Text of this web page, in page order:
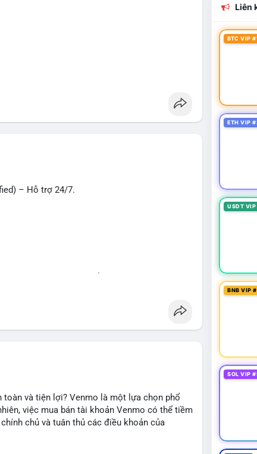
quốc tế.
#cashout
– Hỗ trợ 24/7.
và tiện lợi? Venmo là một lựa chọn phổ
việc mua bán tài khoản Venmo có thể tiềm
chủ và tuân thủ các điều khoản của
Liên
BTC VIP
ETH VIP
USDT
BNB VIP
SOL VIP